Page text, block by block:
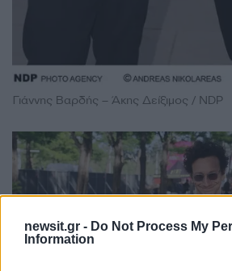
newsit.gr - Do Not Process My
Information
Γιάννης Βαρδής – Άκης Δείξιμος / NDP